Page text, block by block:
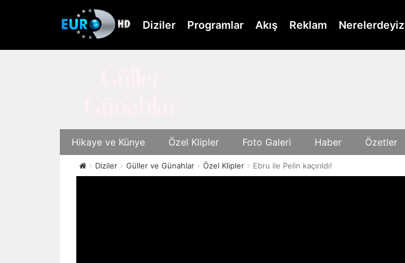
Diziler Programlar Akış Reklam Nerelerdeyiz
Hikaye ve Künye Özel Klipler Foto Galeri Haber Özetler
Diziler Güller ve Günahlar Özel Klipler Ebru ile Pelin kaçırıldı!